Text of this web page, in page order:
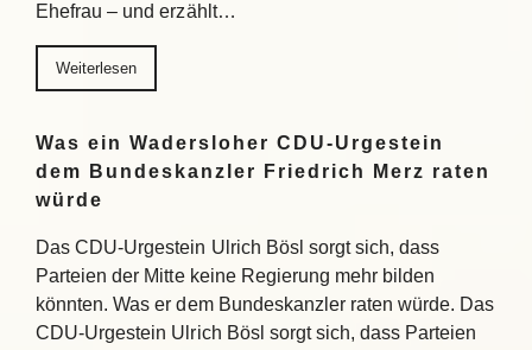
Ehefrau – und erzählt…
Weiterlesen
Was ein Wadersloher CDU-Urgestein
dem Bundeskanzler Friedrich Merz raten
würde
Das CDU-Urgestein Ulrich Bösl sorgt sich, dass
Parteien der Mitte keine Regierung mehr bilden
könnten. Was er dem Bundeskanzler raten würde. Das
CDU-Urgestein Ulrich Bösl sorgt sich, dass Parteien